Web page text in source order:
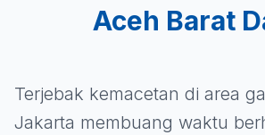
Aceh Barat
Terjebak kemacetan di area
Jakarta membuang waktu